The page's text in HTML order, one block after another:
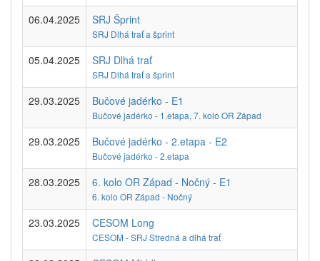
06.04.2025 SRJ Šprint
SRJ Dlhá trať a šprint
05.04.2025 SRJ Dlhá trať
SRJ Dlhá trať a šprint
29.03.2025 Bučové jadérko - E1
Bučové jadérko - 1.etapa, 7. kolo OR Západ
29.03.2025 Bučové jadérko - 2.etapa - E2
Bučové jadérko - 2.etapa
28.03.2025 6. kolo OR Západ - Nočný - E1
6. kolo OR Západ - Nočný
23.03.2025 CESOM Long
CESOM - SRJ Stredná a dlhá trať